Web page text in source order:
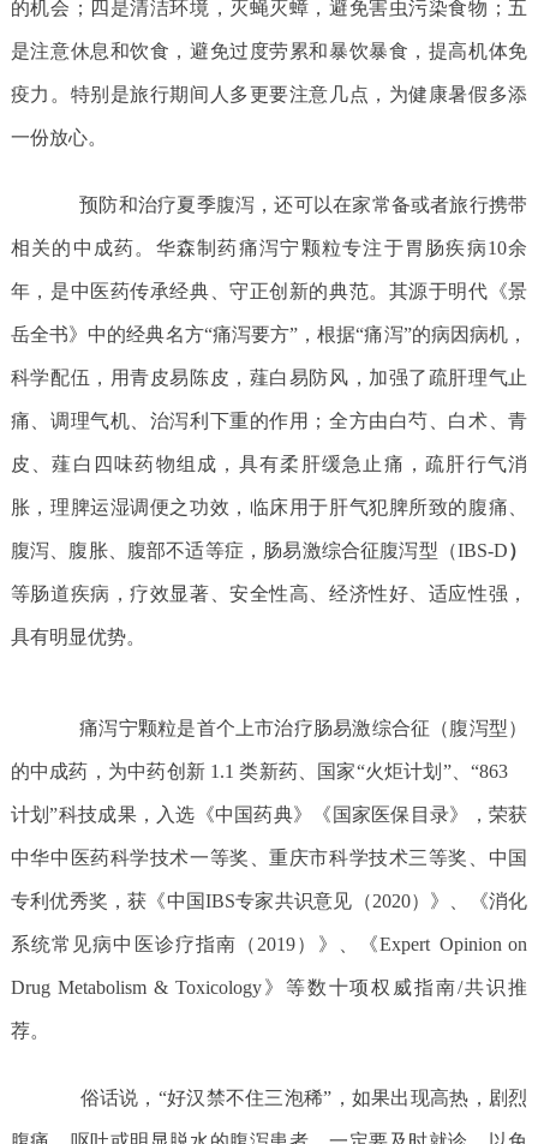
的机会；四是清洁环境，灭蝇灭蟑，避免害虫污染食物；五
是注意休息和饮食，避免过度劳累和暴饮暴食，提高机体免
疫力。特别是旅行期间人多更要注意几点，为健康暑假多添
一份放心。
预防和治疗夏季腹泻，还可以在家常备或者旅行携带
相关的中成药。华森制药痛泻宁颗粒专注于胃肠疾病10余
年，是中医药传承经典、守正创新的典范。其源于明代《景
岳全书》中的经典名方“痛泻要方”，根据“痛泻”的病因病机，
科学配伍，用青皮易陈皮，薤白易防风，加强了疏肝理气止
痛、调理气机、治泻利下重的作用；全方由白芍、白术、青
皮、薤白四味药物组成，具有柔肝缓急止痛，疏肝行气消
胀，理脾运湿调便之功效，临床用于肝气犯脾所致的腹痛、
腹泻、腹胀、腹部不适等症，肠易激综合征腹泻型（IBS-D）
等肠道疾病，疗效显著、安全性高、经济性好、适应性强，
具有明显优势。
痛泻宁颗粒是首个上市治疗肠易激综合征（腹泻型）
的中成药，为中药创新 1.1 类新药、国家“火炬计划”、“863
计划”科技成果，入选《中国药典》《国家医保目录》，荣获
中华中医药科学技术一等奖、重庆市科学技术三等奖、中国
专利优秀奖，获《中国IBS专家共识意见（2020）》、《消化
系统常见病中医诊疗指南（2019）》、《Expert Opinion on
Drug Metabolism & Toxicology》等数十项权威指南/共识推
荐。
俗话说，“好汉禁不住三泡稀”，如果出现高热，剧烈